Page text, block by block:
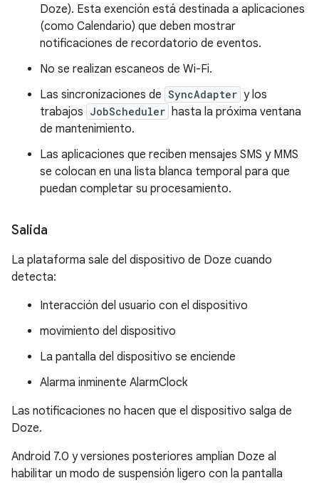
Doze). Esta exención está destinada a aplicaciones
(como Calendario) que deben mostrar
notificaciones de recordatorio de eventos.
No se realizan escaneos de Wi-Fi.
Las sincronizaciones de SyncAdapter y los
trabajos JobScheduler hasta la próxima ventana
de mantenimiento.
Las aplicaciones que reciben mensajes SMS y MMS
se colocan en una lista blanca temporal para que
puedan completar su procesamiento.
Salida
La plataforma sale del dispositivo de Doze cuando
detecta:
Interacción del usuario con el dispositivo
movimiento del dispositivo
La pantalla del dispositivo se enciende
Alarma inminente AlarmClock
Las notificaciones no hacen que el dispositivo salga de
Doze.
Android 7.0 y versiones posteriores amplían Doze al
habilitar un modo de suspensión ligero con la pantalla